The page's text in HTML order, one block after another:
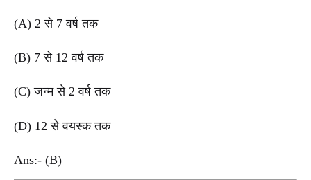
(A) 2 से 7 वर्ष तक
(B) 7 से 12 वर्ष तक
(C) जन्म से 2 वर्ष तक
(D) 12 से वयस्क तक
Ans:- (B)